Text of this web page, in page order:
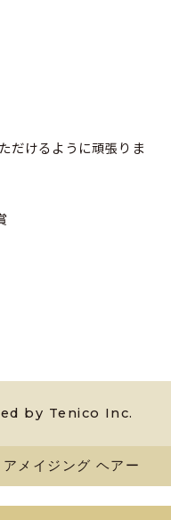
だけるように頑張りま
by Tenico Inc.
メイジング ヘアー